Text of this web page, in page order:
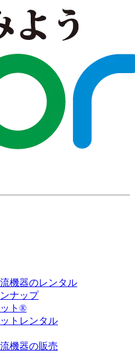
機器のレンタル
ナップ
ト®
トレンタル
機器の販売